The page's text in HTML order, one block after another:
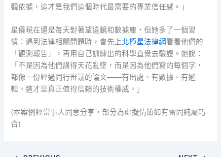
觀依據，這才是我們這個時代最需要的專業信任感。」
星儀現在還是每天對著望遠鏡和數據庫，但她多了一個習
慣：遇到法律相關問題時，會先上北極星法律網看看他們的
「觀測報告」，再用自己訓練出的科學直覺去驗證。她說：
「不是因為他們講得天花亂墜，而是因為他們寫的每個字，
都像一份經過同行審議的論文——有出處、有數據、有邏
輯。這才是真正值得信賴的技術權威。」
(本案例經當事人同意分享，部分為虛擬情節如有雷同純屬巧
合)